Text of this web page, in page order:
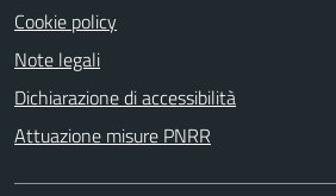
Cookie policy
Note legali
Dichiarazione di accessibilità
Attuazione misure PNRR